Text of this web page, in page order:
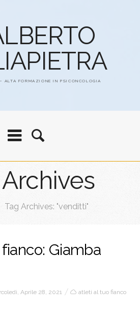
ALTA FORMAZIONE IN PSICONCOLOGIA
Tag Archives: "venditti"
Giamba
Aprile 28, 2021
atleti al tuo fianco